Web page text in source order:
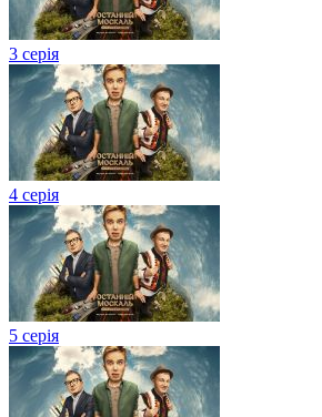
3 серія
4 серія
5 серія